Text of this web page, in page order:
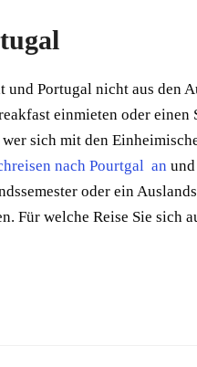
Portugal nicht aus den
einmieten oder
sich mit den
nach Pourtgal an
oder ein
Für welche Reise Sie sich